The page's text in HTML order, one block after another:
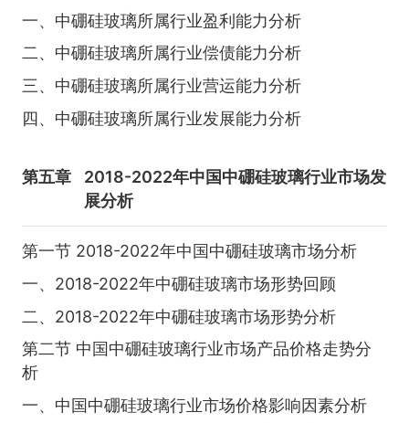
一、中硼硅玻璃所属行业盈利能力分析
二、中硼硅玻璃所属行业偿债能力分析
三、中硼硅玻璃所属行业营运能力分析
四、中硼硅玻璃所属行业发展能力分析
第五章
2018-2022年中国中硼硅玻璃行业市场发
展分析
第一节 2018-2022年中国中硼硅玻璃市场分析
一、2018-2022年中硼硅玻璃市场形势回顾
二、2018-2022年中硼硅玻璃市场形势分析
第二节 中国中硼硅玻璃行业市场产品价格走势分
析
一、中国中硼硅玻璃行业市场价格影响因素分析